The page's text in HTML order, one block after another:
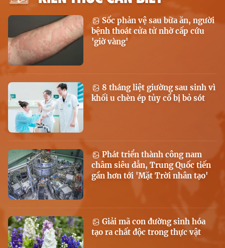
Sốc phản vệ sau bữa ăn, người
bệnh thoát cửa tử nhờ cấp cứu
'giờ vàng'
8 tháng liệt giường sau sinh vì
khối u chèn ép tủy cổ bị bỏ sót
Phát triển thành công nam
châm siêu dẫn, Trung Quốc tiến
gần hơn tới 'Mặt Trời nhân tạo'
Giải mã con đường sinh hóa
tạo ra chất độc trong thực vật